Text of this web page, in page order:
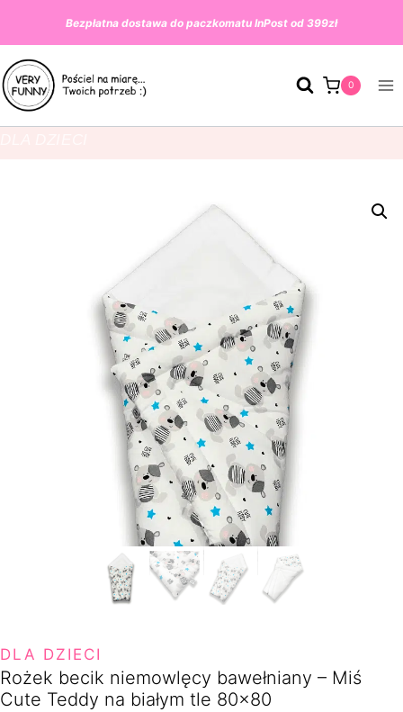
treści
Bezpłatna dostawa do paczkomatu InPost od 399zł
0
DLA DZIECI
Rożek becik niemowlęcy bawełniany – Miś
Cute Teddy na białym tle 80×80